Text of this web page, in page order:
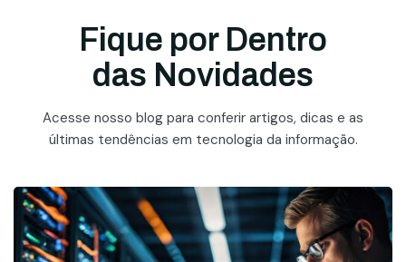
Fique por Dentro
das Novidades
Acesse nosso blog para conferir artigos, dicas e as
últimas tendências em tecnologia da informação.